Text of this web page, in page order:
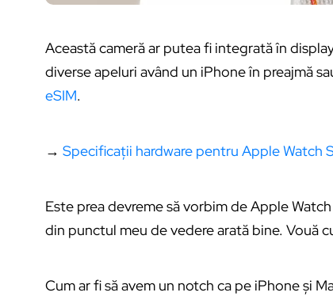
Această cameră ar putea fi integrată în
diverse apeluri având un iPhone în preajmă
eSIM.
→ Specificații hardware pentru Apple Watch
Este prea devreme să vorbim de Apple
din punctul meu de vedere arată bine. Vouă
Cum ar fi să avem un notch ca pe iPhone și